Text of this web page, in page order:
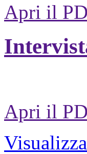
Apri il
Apri il